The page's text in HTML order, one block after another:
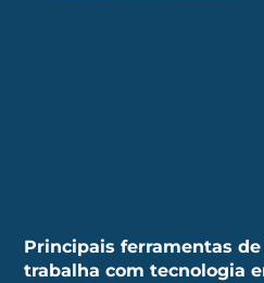
Principais ferramentas
trabalha com tecnologia